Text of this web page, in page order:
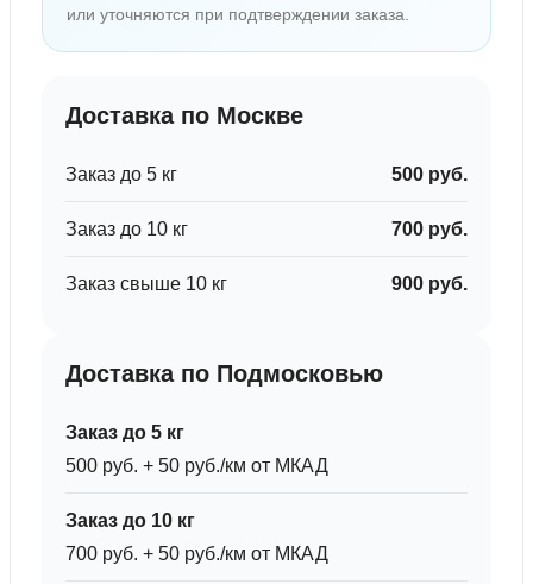
или уточняются при подтверждении заказа.
Доставка по Москве
Заказ до 5 кг 500 руб.
Заказ до 10 кг 700 руб.
Заказ свыше 10 кг 900 руб.
Доставка по Подмосковью
Заказ до 5 кг
500 руб. + 50 руб./км от МКАД
Заказ до 10 кг
700 руб. + 50 руб./км от МКАД